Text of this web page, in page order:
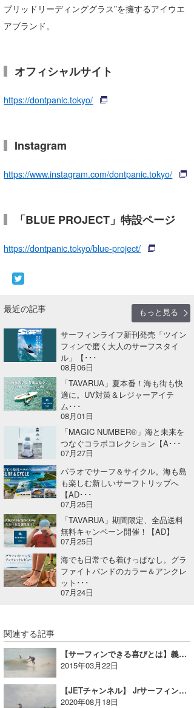
ブリッドリーディンググラス”を擁するアイウエ
アブランド。
オフィシャルサイト
https://dontpanic.tokyo/
Instagram
https://www.instagram.com/dontpanic.tokyo/
「BLUE PROJECT」特設ページ
https://dontpanic.tokyo/blue-project/
最近の記事
もっと見る
サーフィンライフ新刊発売「ツイン
フィンで磨く大人のサーフスタイ
ル」【･･･
08月06日
「TAVARUA」夏本番！海も街も快
適に。UV対策＆レジャーアイテ
ム･･･
08月01日
「MAGIC NUMBER®」海と未来を
つなぐコラボコレクション【A･･･
07月27日
パラオでサーフ＆サイクル。海も島
も楽しむ新しいサーフトリップへ
【AD･･･
07月25日
「TAVARUA」期間限定、全品送料
無料キャンペーン開催！【AD】
07月25日
海でも日常でも着けっぱなし。グラ
ファイトバンドのカラー＆アンクレ
ット･･･
07月24日
関連する記事
【サーフィンできる喜びとは】義足サーファー、伊藤建史郎の挑戦
2015年03月22日
【JETチャンネル】 Jrサーフィン日本代表選手 加藤翔平超絶ウマすぎる本気のスケボー＆サーフィン
2020年08月18日